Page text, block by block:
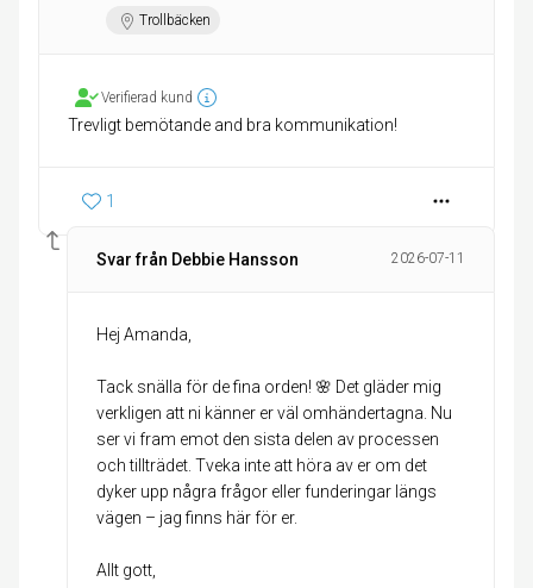
Trollbäcken
Verifierad kund
Trevligt bemötande and bra kommunikation!
1
Svar från Debbie Hansson 2026-07-11
Hej Amanda,
Tack snälla för de fina orden! 🌸 Det gläder mig
verkligen att ni känner er väl omhändertagna. Nu
ser vi fram emot den sista delen av processen
och tillträdet. Tveka inte att höra av er om det
dyker upp några frågor eller funderingar längs
vägen – jag finns här för er.
Allt gott,